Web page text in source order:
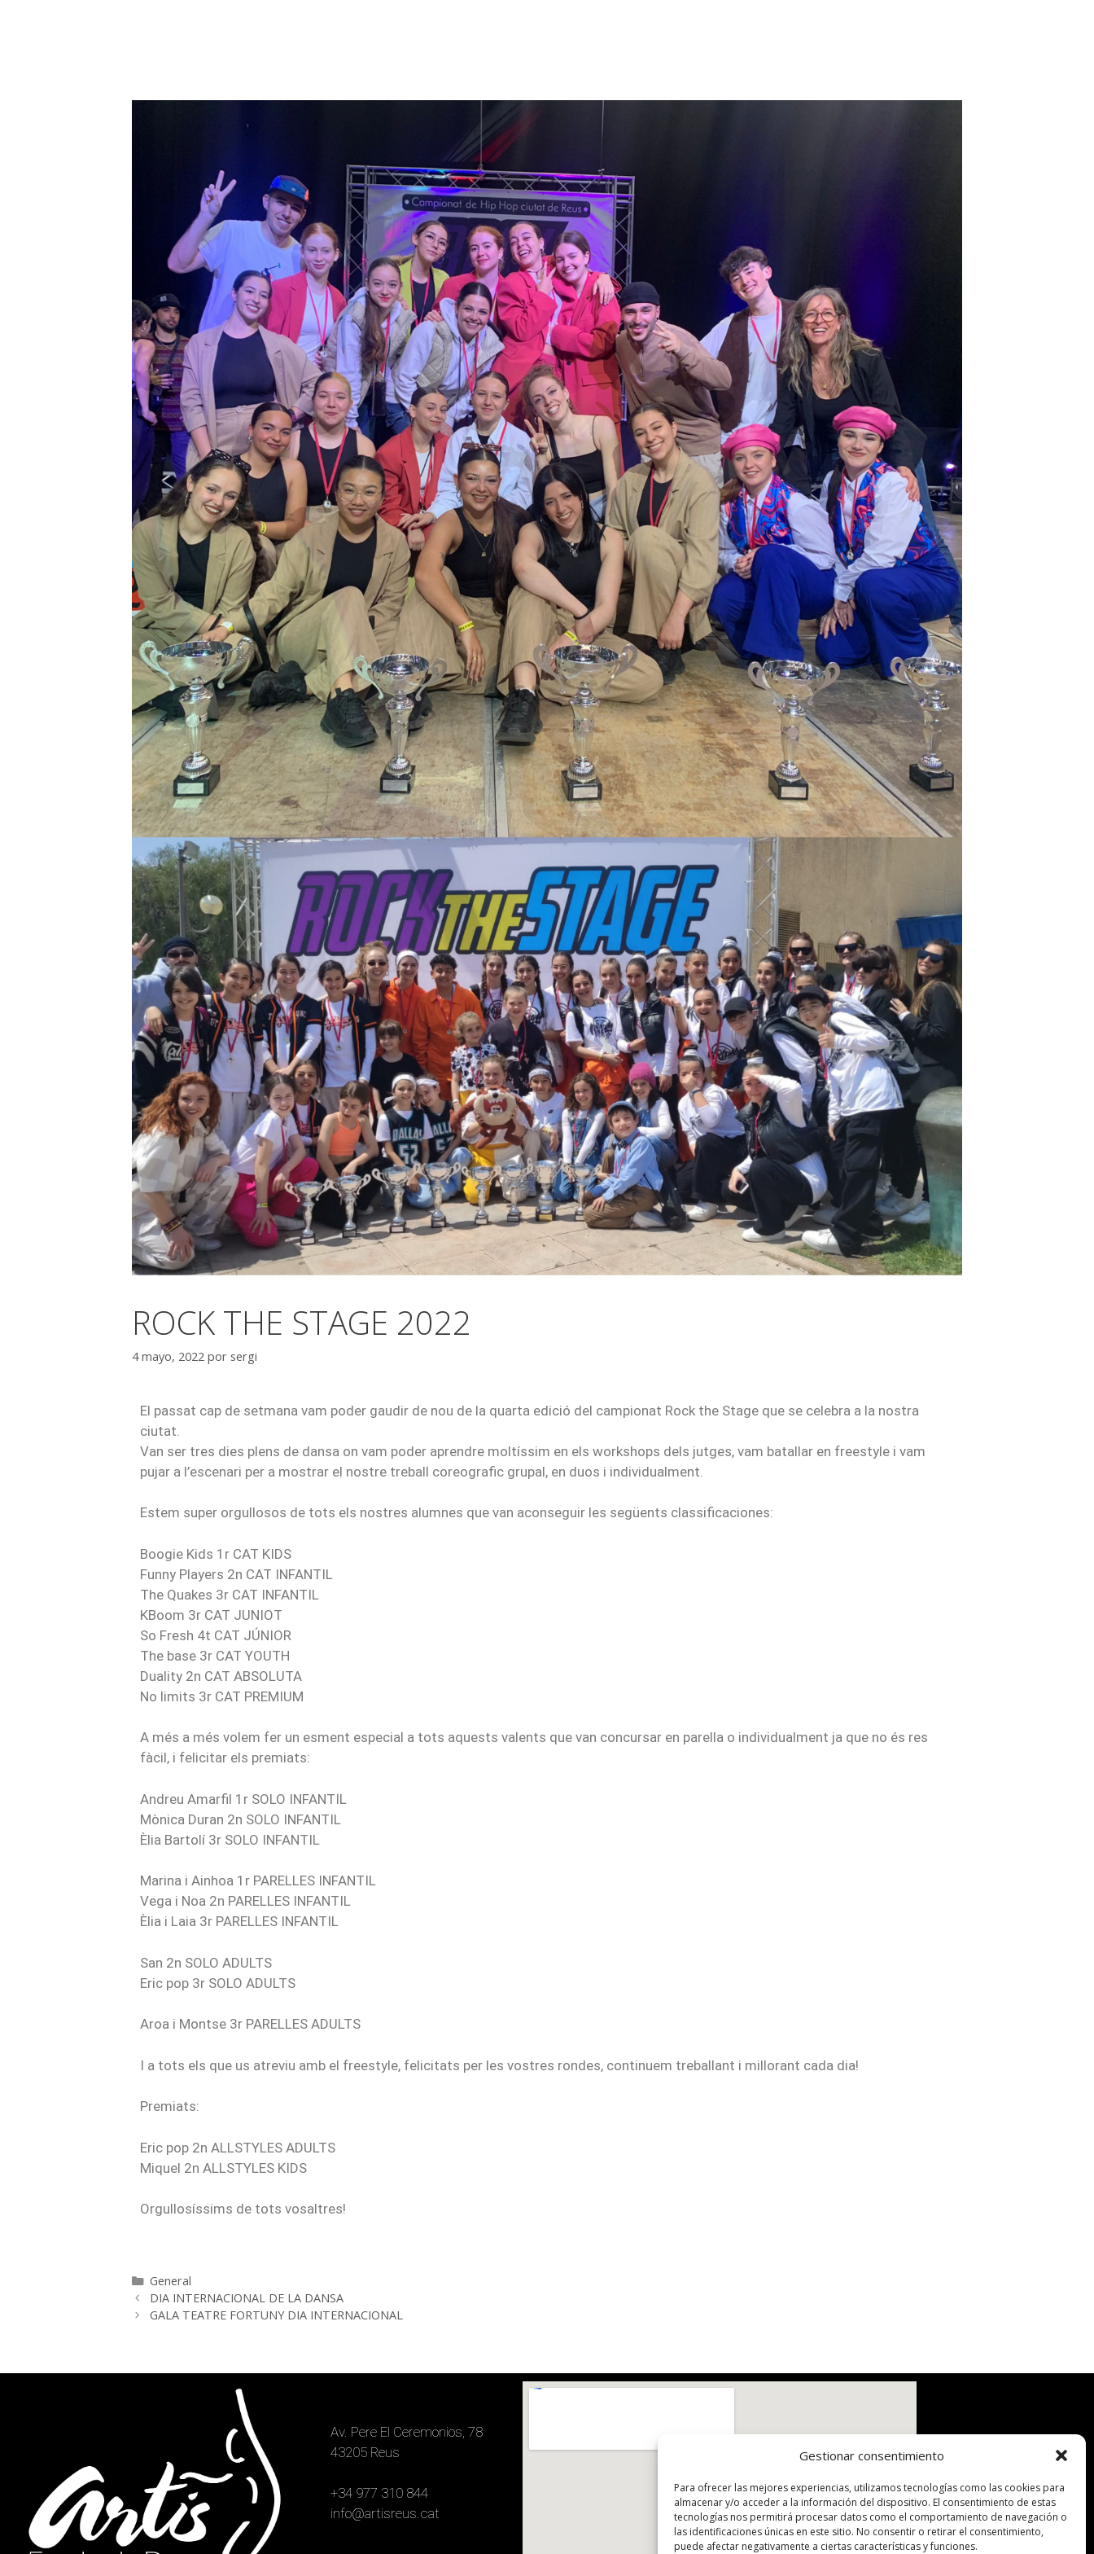
Gestionar consentimiento
Para ofrecer las mejores experiencias, utilizamos tecnologías como las cookies para
almacenar y/o acceder a la información del dispositivo. El consentimiento de estas
tecnologías nos permitirá procesar datos como el comportamiento de navegación o
las identificaciones únicas en este sitio. No consentir o retirar el consentimiento,
puede afectar negativamente a ciertas características y funciones.
ROCK THE STAGE 2022
4 mayo, 2022 por sergi
El passat cap de setmana vam poder gaudir de nou de la quarta edició del campionat Rock the Stage que se celebra a la nostra
ciutat.
Van ser tres dies plens de dansa on vam poder aprendre moltíssim en els workshops dels jutges, vam batallar en freestyle i vam
pujar a l’escenari per a mostrar el nostre treball coreografic grupal, en duos i individualment.
Estem super orgullosos de tots els nostres alumnes que van aconseguir les següents classificaciones:
Boogie Kids 1r CAT KIDS
Funny Players 2n CAT INFANTIL
The Quakes 3r CAT INFANTIL
KBoom 3r CAT JUNIOT
So Fresh 4t CAT JÚNIOR
The base 3r CAT YOUTH
Duality 2n CAT ABSOLUTA
No limits 3r CAT PREMIUM
A més a més volem fer un esment especial a tots aquests valents que van concursar en parella o individualment ja que no és res
fàcil, i felicitar els premiats:
Andreu Amarfil 1r SOLO INFANTIL
Mònica Duran 2n SOLO INFANTIL
Èlia Bartolí 3r SOLO INFANTIL
Marina i Ainhoa 1r PARELLES INFANTIL
Vega i Noa 2n PARELLES INFANTIL
Èlia i Laia 3r PARELLES INFANTIL
San 2n SOLO ADULTS
Eric pop 3r SOLO ADULTS
Aroa i Montse 3r PARELLES ADULTS
I a tots els que us atreviu amb el freestyle, felicitats per les vostres rondes, continuem treballant i millorant cada dia!
Premiats:
Eric pop 2n ALLSTYLES ADULTS
Miquel 2n ALLSTYLES KIDS
Orgullosíssims de tots vosaltres!
General
DIA INTERNACIONAL DE LA DANSA
GALA TEATRE FORTUNY DIA INTERNACIONAL
Av. Pere El Ceremonios, 78
43205 Reus
+34 977 310 844
info@artisreus.cat